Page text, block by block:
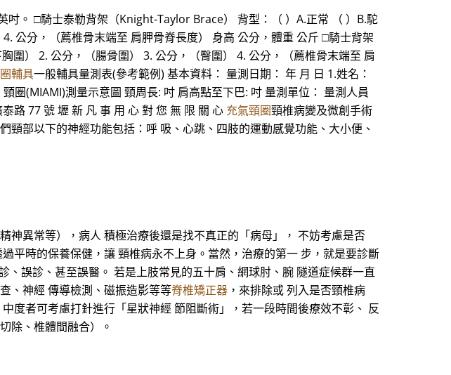
。 □騎士泰勒背架（Knight-Taylor Brace） 背型：（ ）A.正常 （ ）B.駝
公分，（薦椎骨末端至 肩胛骨脊長度） 身高 公分，體重 公斤 □騎士背架
圍） 2. 公分，（腸骨圍） 3. 公分，（臀圍） 4. 公分，（薦椎骨末端至 肩
輔具一般輔具量測表(參考範例) 基本資料： 量測日期： 年 月 日 1.姓名：
圈(MIAMI)測量示意圖 頸周長: 吋 肩高點至下巴: 吋 量測單位： 量測人員
路 77 號 壢 新 凡 事 用 心 對 您 無 限 關 心 充氣頸圈頸椎病變及微創手術
部以下的神經功能包括：呼 吸、心跳、四肢的運動感覺功能、大小便、
異常等），病人 積極治療後還是找不真正的「病母」， 不妨考慮是否
平時的保養保健，讓 頸椎病永不上身。當然，治療的第一 步，就是要診斷
誤診、甚至誤醫。 若是上肢常見的五十肩、網球肘、腕 隧道症候群一直
、神經 傳導檢測、磁振造影等等脊椎矯正器 ，來排除或 列入是否頸椎病
度者可考慮打針進行「星狀神經 節阻斷術」，若一段時間後療效不彰、 反
除、椎體間融合）。